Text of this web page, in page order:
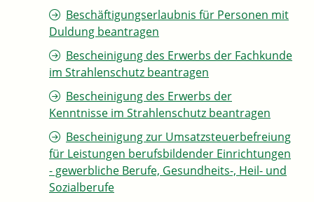
Beschäftigungserlaubnis für Personen mit
Duldung beantragen
Bescheinigung des Erwerbs der Fachkunde
im Strahlenschutz beantragen
Bescheinigung des Erwerbs der
Kenntnisse im Strahlenschutz beantragen
Bescheinigung zur Umsatzsteuerbefreiung
für Leistungen berufsbildender Einrichtungen
- gewerbliche Berufe, Gesundheits-, Heil- und
Sozialberufe